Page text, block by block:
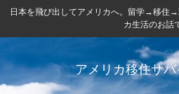
日本を飛び出してアメリカへ。留学→移住→
カ生活のお話
アメリカ移住サ